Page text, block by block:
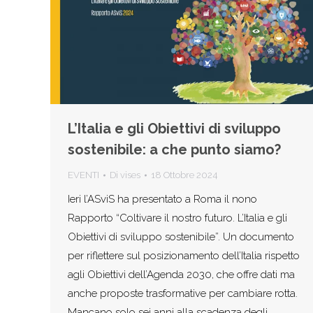
L’Italia e gli Obiettivi di sviluppo
sostenibile: a che punto siamo?
EVENTI Di vises 18 Ottobre 2024
Ieri l’ASviS ha presentato a Roma il nono
Rapporto “Coltivare il nostro futuro. L’Italia e gli
Obiettivi di sviluppo sostenibile”. Un documento
per riflettere sul posizionamento dell’Italia rispetto
agli Obiettivi dell’Agenda 2030, che offre dati ma
anche proposte trasformative per cambiare rotta.